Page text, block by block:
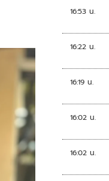
16:53 น.
16:22 น.
16:19 น.
16:02 น.
16:02 น.